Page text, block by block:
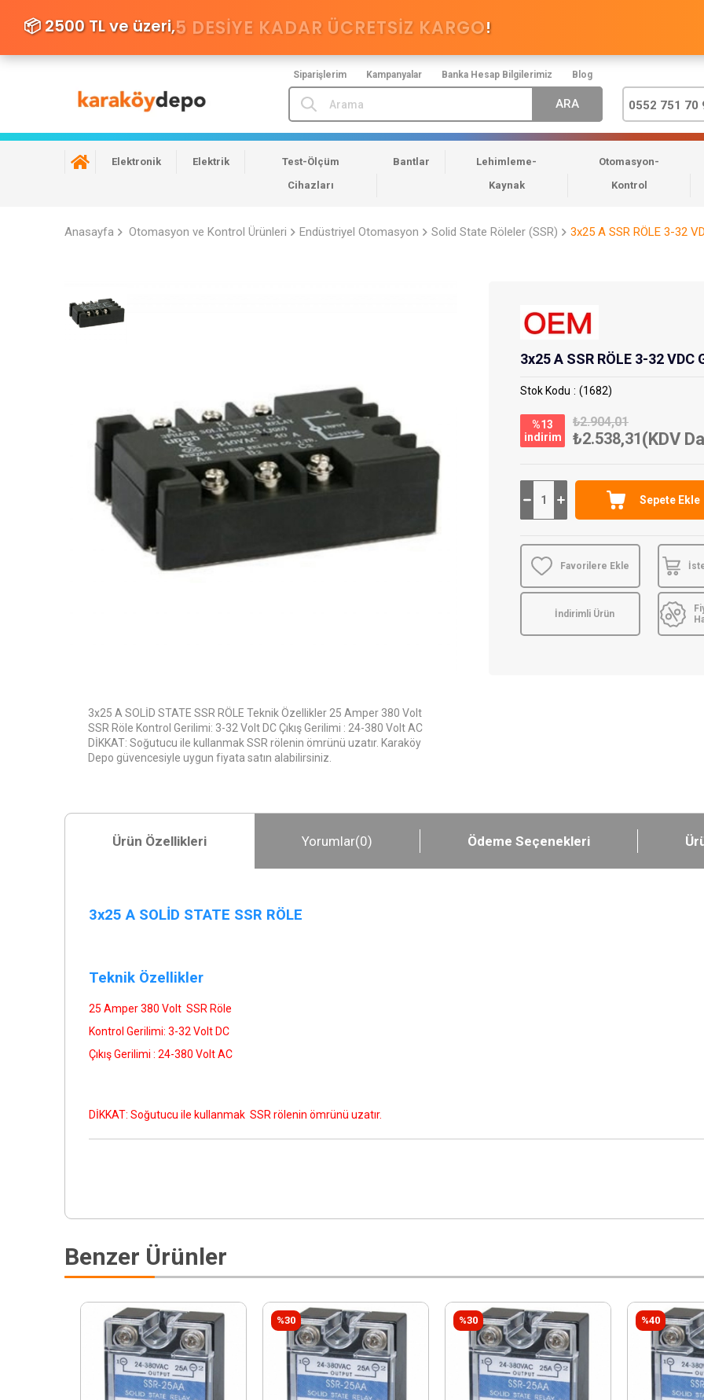
Siparişlerim Kampanyalar Banka Hesap Bilgilerimiz Blog
📦 2500 TL ve üzeri,5 DESIYE KADAR ÜCRETSİZ KARGO!
0552 751 70
Elektronik Elektrik
Test-Ölçüm
Cihazları
Bantlar
Lehimleme-
Kaynak
Otomasyon-
Kontrol
Anasayfa Otomasyon ve Kontrol Ürünleri Endüstriyel Otomasyon Solid State Röleler (SSR) 3x25 A SSR RÖLE 3-32
3x25 A SOLİD STATE SSR RÖLE Teknik Özellikler 25 Amper 380 Volt
SSR Röle Kontrol Gerilimi: 3-32 Volt DC Çıkış Gerilimi : 24-380 Volt AC
DİKKAT: Soğutucu ile kullanmak SSR rölenin ömrünü uzatır. Karaköy
Depo güvencesiyle uygun fiyata satın alabilirsiniz.
3x25 A SSR RÖLE 3-32 VDC
Stok Kodu (1682)
%13
i̇ndirim
₺2.904,01
₺2.538,31(KDV
Favorilere Ekle
İndirimli Ürün
Ürün Özellikleri Yorumlar(0) Ödeme Seçenekleri
3x25 A SOLİD STATE SSR RÖLE
Teknik Özellikler
25 Amper 380 Volt SSR Röle
Kontrol Gerilimi: 3-32 Volt DC
Çıkış Gerilimi : 24-380 Volt AC
DİKKAT: Soğutucu ile kullanmak SSR rölenin ömrünü uzatır.
Benzer Ürünler
%30 %30 %40